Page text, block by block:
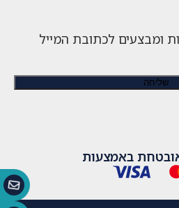
ומבצעים לכתובת המייל
באמצעות